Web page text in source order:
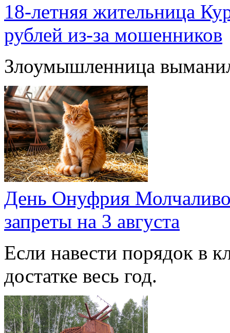
18-летняя жительница
рублей из-за мошенников
Злоумышленница
День Онуфрия
запреты на 3 августа
Если навести порядок в
достатке весь год.